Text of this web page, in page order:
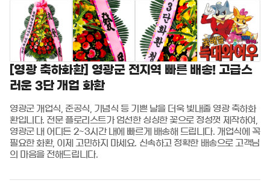
[영광 축하화환] 영광군 전지역 빠른 배송! 고급스
러운 3단 개업 화환
영광군 개업식, 준공식, 기념식 등 기쁜 날을 더욱 빛내줄 영광 축하화
환입니다. 전문 플로리스트가 엄선한 싱싱한 꽃으로 정성껏 제작하여,
영광군 내 어디든 2~3시간 내에 빠르게 배송해 드립니다. 개업식에 꼭
필요한 화환, 이제 고민하지 마세요. 신속하고 정확한 배송으로 고객님
의 마음을 전해드립니다.